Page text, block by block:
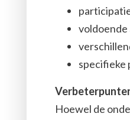
voldoende
specifieke
Hoewel de